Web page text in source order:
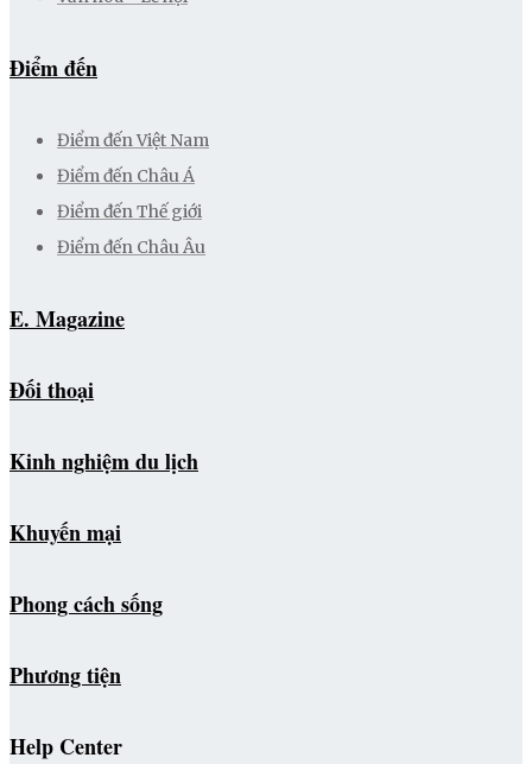
Điểm đến
Điểm đến Việt Nam
Điểm đến Châu Á
Điểm đến Thế giới
Điểm đến Châu Âu
E. Magazine
Đối thoại
Kinh nghiệm du lịch
Khuyến mại
Phong cách sống
Phương tiện
Help Center